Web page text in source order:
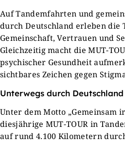
Auf Tandemfahrten und
durch Deutschland erleben die
Gemeinschaft, Vertrauen und
Gleichzeitig macht die MUT-
psychischer Gesundheit
sichtbares Zeichen gegen
Unterwegs durch Deutschland
Unter dem Motto „Gemeinsam
diesjährige MUT-TOUR in
auf rund 4.100 Kilometern